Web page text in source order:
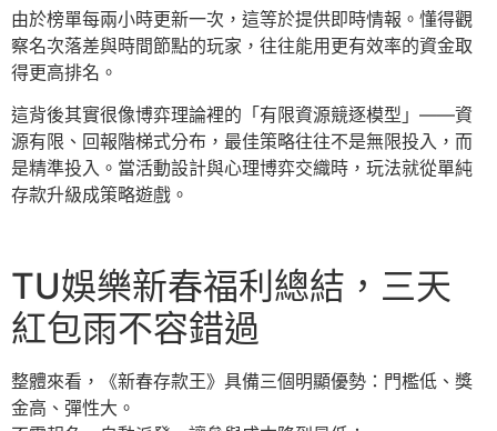
由於榜單每兩小時更新一次，這等於提供即時情報。懂得觀
察名次落差與時間節點的玩家，往往能用更有效率的資金取
得更高排名。
這背後其實很像博弈理論裡的「有限資源競逐模型」——資
源有限、回報階梯式分布，最佳策略往往不是無限投入，而
是精準投入。當活動設計與心理博弈交織時，玩法就從單純
存款升級成策略遊戲。
TU娛樂新春福利總結，三天
紅包雨不容錯過
整體來看，《新春存款王》具備三個明顯優勢：門檻低、獎
金高、彈性大。